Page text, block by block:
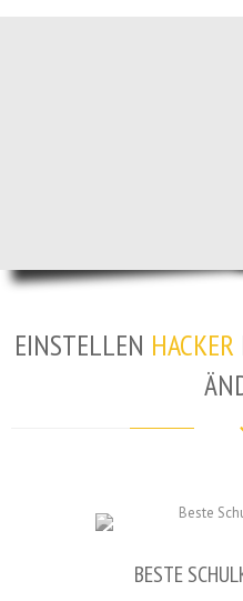
EINSTELLEN HACKER
BESTE